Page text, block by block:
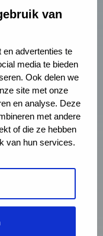
van
advertenties te
media te bieden
Ook delen we
site met onze
en analyse. Deze
met andere
of die ze hebben
van hun services.
mensen?
Het is vaak niet
kadavers kunnen wel
Neem daarom een
water niet aan
de tuin te sproeien